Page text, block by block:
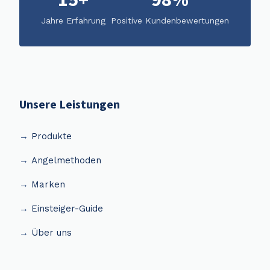
Jahre Erfahrung Positive Kundenbewertungen
Unsere Leistungen
Produkte
Angelmethoden
Marken
Einsteiger-Guide
Über uns